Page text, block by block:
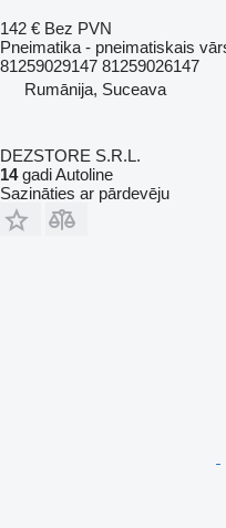
142 € Bez PVN
Pneimatika - pneimatiskais
81259029147 81259026147
Rumānija, Suceava
DEZSTORE S.R.L.
14gadi Autoline
Sazināties ar pārdevēju